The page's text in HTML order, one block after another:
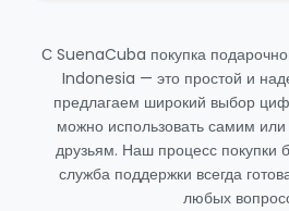
С SuenaCuba покупка
Indonesia — это простой и
предлагаем широкий выбор
можно использовать самим
друзьям. Наш процесс покупки
служба поддержки всегда
любых